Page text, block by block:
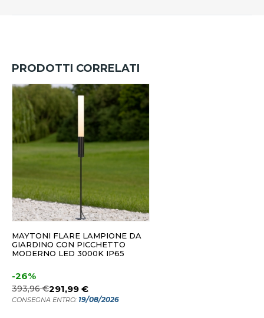
PRODOTTI CORRELATI
MAYTONI FLARE LAMPIONE DA
GIARDINO CON PICCHETTO
MODERNO LED 3000K IP65
-26%
393,96 €291,99 €
CONSEGNA ENTRO: 19/08/2026